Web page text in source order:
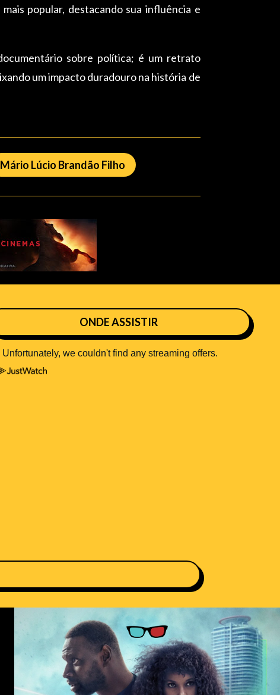
popular, destacando sua influência e
sobre política; é um retrato
um impacto duradouro na história de
Mário Lúcio Brandão Filho
ONDE ASSISTIR